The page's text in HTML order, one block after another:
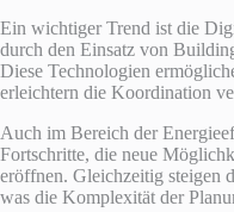
Ein wichtiger Trend ist die
durch den Einsatz von
Diese Technologien
erleichtern die Koordination
Auch im Bereich der
Fortschritte, die neue
eröffnen. Gleichzeitig steigen
was die Komplexität der